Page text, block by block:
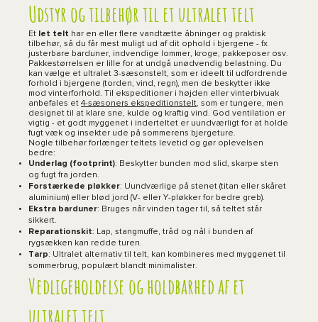
Udstyr og tilbehør til et ultralet telt
Et let telt har en eller flere vandtætte åbninger og praktisk
tilbehør, så du får mest muligt ud af dit ophold i bjergene - fx
justerbare barduner, indvendige lommer, kroge, pakkeposer osv.
Pakkestørrelsen er lille for at undgå unødvendig belastning. Du
kan vælge et ultralet 3-sæsonstelt, som er ideelt til udfordrende
forhold i bjergene (torden, vind, regn), men de beskytter ikke
mod vinterforhold. Til ekspeditioner i højden eller vinterbivuak
anbefales et 4-sæsoners ekspeditionstelt, som er tungere, men
designet til at klare sne, kulde og kraftig vind. God ventilation er
vigtig - et godt myggenet i inderteltet er uundværligt for at holde
fugt væk og insekter ude på sommerens bjergeture.
Nogle tilbehør forlænger teltets levetid og gør oplevelsen
bedre:
Underlag (footprint): Beskytter bunden mod slid, skarpe sten
og fugt fra jorden.
Forstærkede pløkker: Uundværlige på stenet (titan eller skåret
aluminium) eller blød jord (V- eller Y-pløkker for bedre greb).
Ekstra barduner: Bruges når vinden tager til, så teltet står
sikkert.
Reparationskit: Lap, stangmuffe, tråd og nål i bunden af
rygsækken kan redde turen.
Tarp: Ultralet alternativ til telt, kan kombineres med myggenet til
sommerbrug, populært blandt minimalister.
Vedligeholdelse og holdbarhed af et
ultralet telt